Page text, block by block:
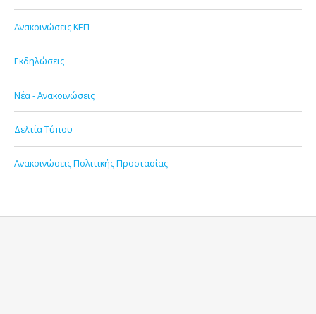
Ανακοινώσεις ΚΕΠ
Εκδηλώσεις
Νέα - Ανακοινώσεις
Δελτία Τύπου
Ανακοινώσεις Πολιτικής Προστασίας